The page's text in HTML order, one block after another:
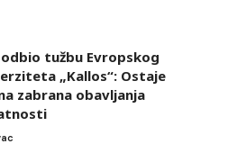
odbio tužbu Evropskog
„Kallos“: Ostaje
zabrana obavljanja